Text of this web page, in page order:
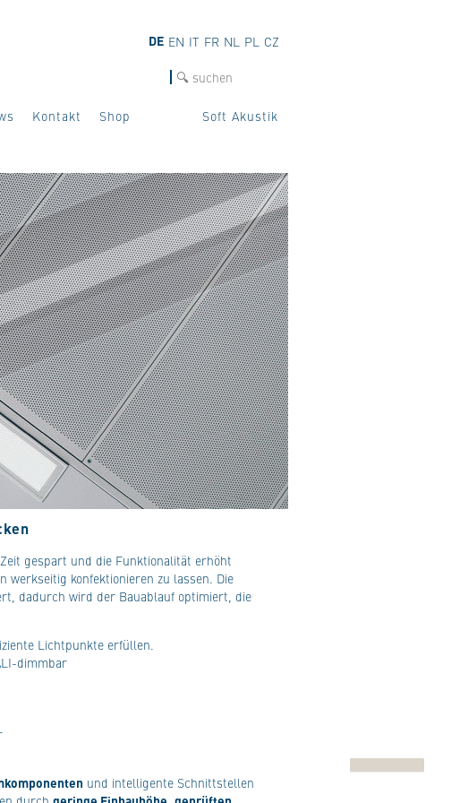
Kontakt Shop Soft Akustik
DE EN IT FR NL PL CZ
gespart und die Funktionalität erhöht
werkseitig konfektionieren zu lassen. Die
dadurch wird der Bauablauf optimiert, die
Lichtpunkte erfüllen.
dimmbar
und intelligente Schnittstellen